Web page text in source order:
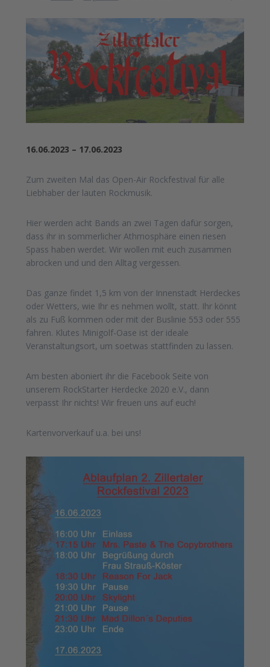
16.06.2023 – 17.06.2023
Zum zweiten Mal das Open-Air Rockfestival für alle
Liebhaber der lauten Rockmusik.
Hier werden acht Bands an zwei Tagen dafür sorgen,
dass ihr in sommerlicher Athmosphäre einen riesen
Spass haben werdet. Wir wollen mit euch zusammen
abrocken und und den Alltag vergessen.
Das ganze findet 1,5 km von der Innenstadt Herdeckes
oder Wetters, wie Ihr es nehmen wollt, statt. Ihr könnt
als zu Fuß kommen oder mit der Buslinie 553 oder 555
fahren. Klutes Minigolf-Oase ist der ideale
Veranstaltungsort, um soetwas stattfinden zu lassen.
Am besten aboniert ihr die Facebook Seite von
unserem RockStarter Herdecke 2020 e.V., dann
verpasst Ihr nichts! Wir freuen uns auf euch!
Kartenvorverkauf u.a. bei uns!